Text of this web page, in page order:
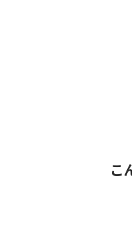
こ